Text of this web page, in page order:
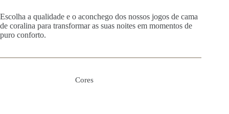
Escolha a qualidade e o aconchego dos nossos jogos de cama
de coralina para transformar as suas noites em momentos de
puro conforto.
Cores